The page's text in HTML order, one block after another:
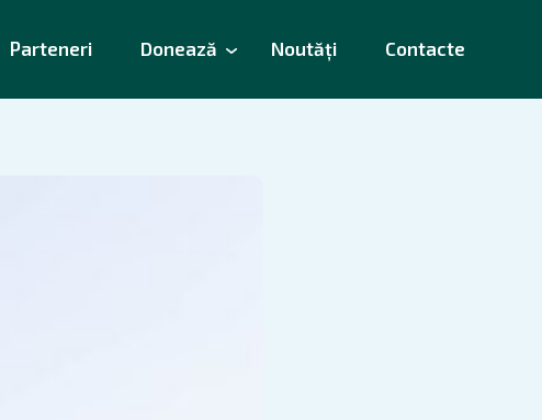
Parteneri Donează Noutăți Contacte